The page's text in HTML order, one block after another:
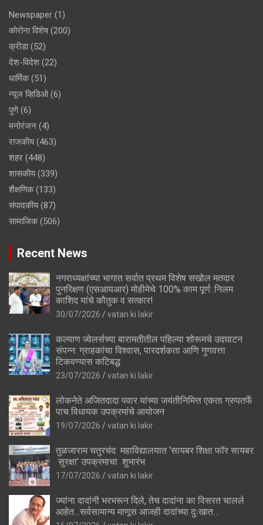
Newspaper (1)
कोरोना विशेष(200)
क्रीडा(52)
देश-विदेश (22)
धार्मिक(51)
न्यूज व्हिडिओ(6)
पुणे(6)
मनोरंजन (4)
राजकीय(463)
शहर (448)
शासकीय(339)
शैक्षणिक(133)
संपादकीय(87)
सामाजिक(506)
Recent News
नगराध्यक्षांच्या भागात सर्वात प्रथम विशेष सखोल मतदार
पुनरिक्षण (एसआयआर) मोहीमेचे 100% काम पूर्ण: निलम
काशिद यांचे कौतुक व सत्कार!
30/07/2026 vatan ki lakir
कल्याण ज्वेलर्सच्या बारामतीतील पहिल्या शोरूमचे उदघाटन
संपन्न: ग्राहकांचा विश्वास, पारदर्शकता आणि गुणवत्ता
टिकवण्यास कटिबद्ध
23/07/2026 vatan ki lakir
लोकनेते अजितदादा पवार यांच्या जयंतीनिमित्त एकता ग्रुपतर्फे
पाच विधायक उपक्रमांचे आयोजन
19/07/2026 vatan ki lakir
तुळजाराम चतुरचंद महाविद्यालयात ‘सायबर शिक्षा फॉर सायबर
सुरक्षा’ उपक्रमाचा शुभारंभ
17/07/2026 vatan ki lakir
ज्यांना दादांनी भरभरून दिले, तेच दादांना का विसरत चालले
आहेत…सर्वसामान्य माणूस आजही दादांच्या दुःखात…